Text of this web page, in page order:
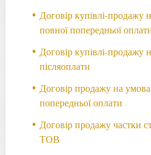
Договір купівлі-продажу
повної попередньої
Договір купівлі-продажу
післяоплати
Договір продажу на
попередньої оплати
Договір продажу частки
ТОВ